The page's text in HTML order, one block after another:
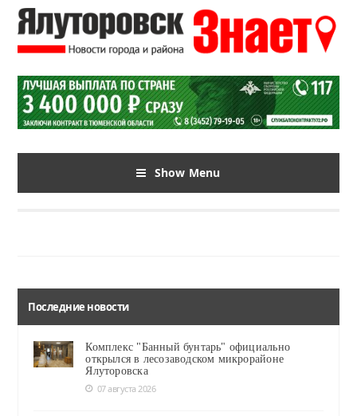
Show Menu
Последние новости
Комплекс "Банный бунтарь" официально
открылся в лесозаводском микрорайоне
Ялуторовска
07 августа 2026